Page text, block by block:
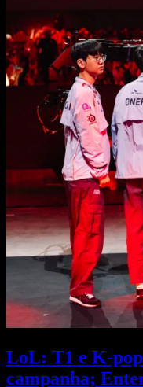
LoL: T1 e K-
campanha;